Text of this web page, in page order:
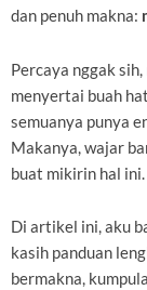
dan penuh makna:
Percaya nggak
menyertai buah
semuanya punya
Makanya, wajar
buat mikirin hal ini.
Di artikel ini, aku
kasih panduan
bermakna,